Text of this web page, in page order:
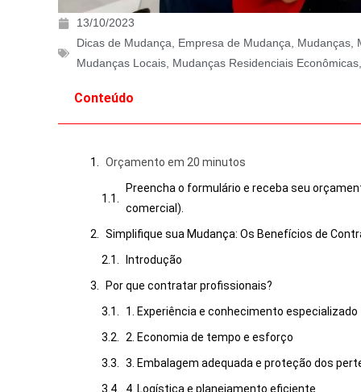
13/10/2023
Dicas de Mudança, Empresa de Mudança, Mudanças,
Mudanças Locais, Mudanças Residenciais Econômicas,
Conteúdo
Orçamento em 20 minutos
Preencha o formulário e receba seu
comercial).
Simplifique sua Mudança: Os Benefícios de
Introdução
Por que contratar profissionais?
1. Experiência e conhecimento especializado
2. Economia de tempo e esforço
3. Embalagem adequada e proteção dos
4. Logística e planejamento eficiente